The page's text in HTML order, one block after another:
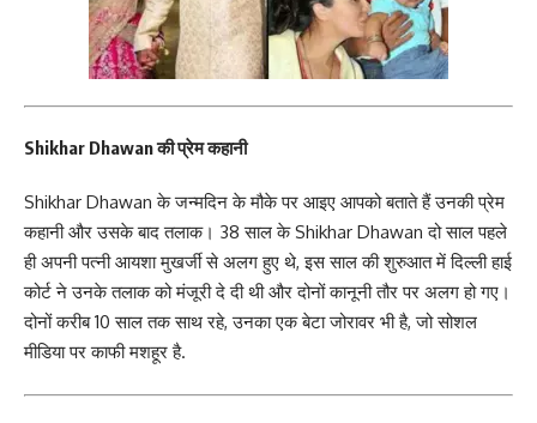
Shikhar Dhawan की प्रेम कहानी
Shikhar Dhawan के जन्मदिन के मौके पर आइए आपको बताते हैं उनकी प्रेम
कहानी और उसके बाद तलाक। 38 साल के Shikhar Dhawan दो साल पहले
ही अपनी पत्नी आयशा मुखर्जी से अलग हुए थे, इस साल की शुरुआत में दिल्ली हाई
कोर्ट ने उनके तलाक को मंजूरी दे दी थी और दोनों कानूनी तौर पर अलग हो गए।
दोनों करीब 10 साल तक साथ रहे, उनका एक बेटा जोरावर भी है, जो सोशल
मीडिया पर काफी मशहूर है.